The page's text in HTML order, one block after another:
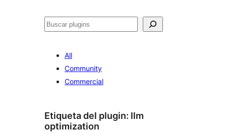
Buscar
All
Community
Commercial
Etiqueta del plugin: llm
optimization